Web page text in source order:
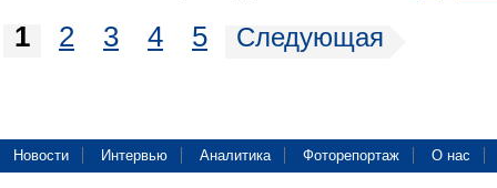
1 2 3 4 5 Следующая
Новости Интервью Аналитика Фоторепортаж О нас